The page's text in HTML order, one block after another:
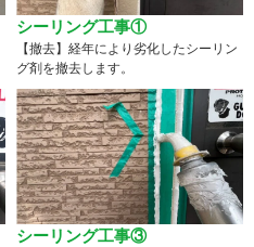
シーリング工事①
【撤去】経年により劣化したシーリン
グ剤を撤去します。
シーリング工事③